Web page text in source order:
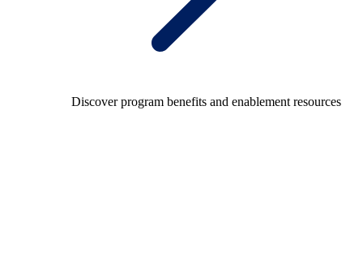
Discover program benefits and enablement resources